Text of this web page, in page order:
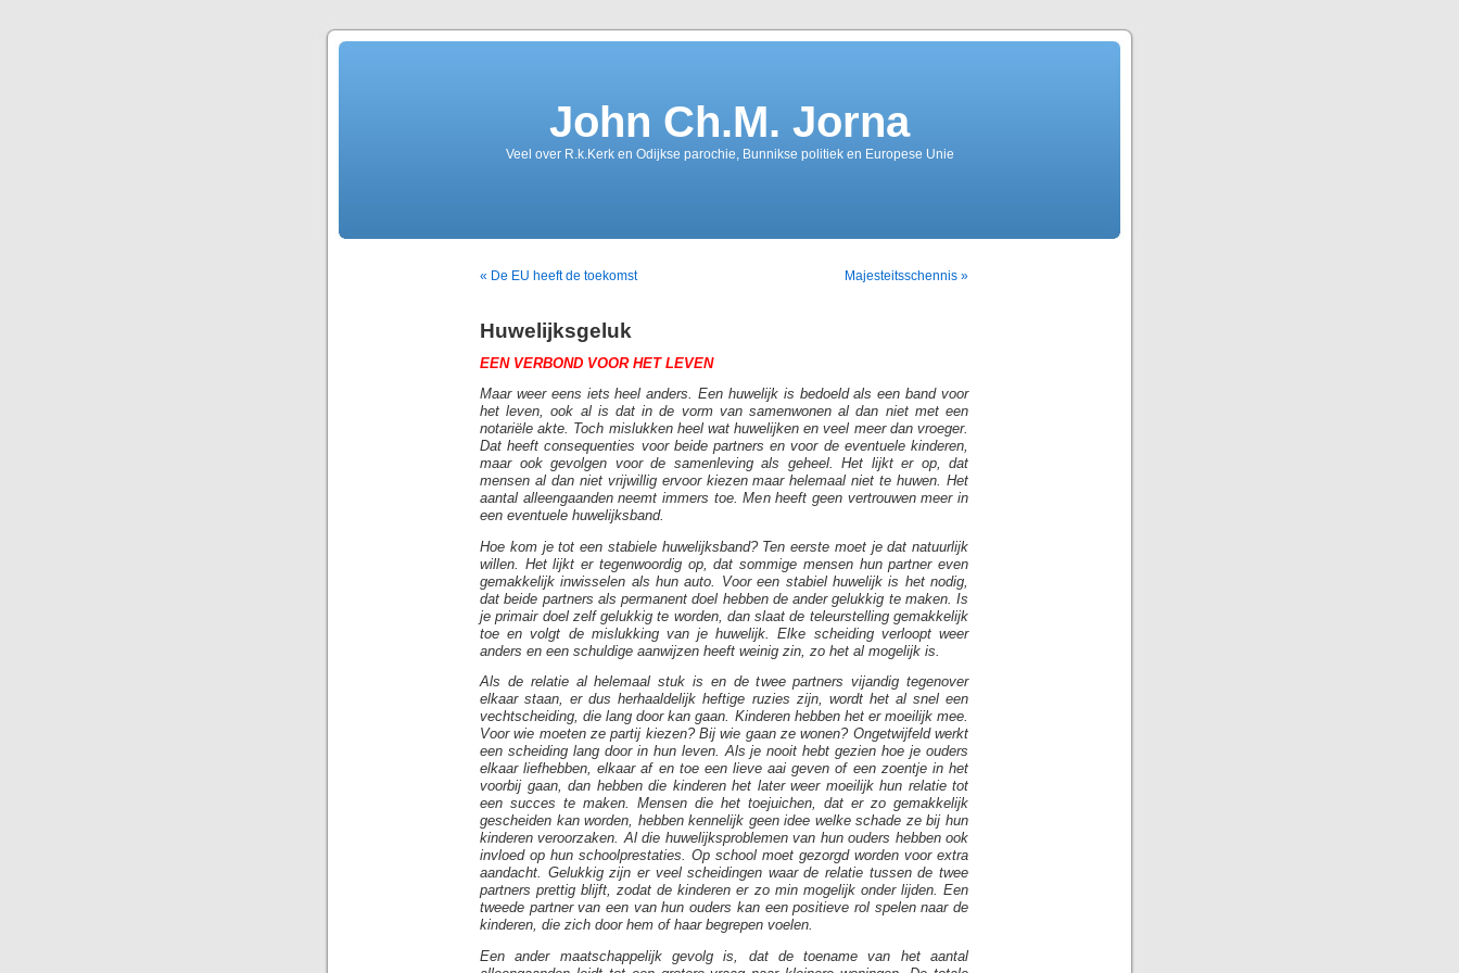
John Ch.M. Jorna
Veel over R.k.Kerk en Odijkse parochie, Bunnikse politiek en Europese Unie
« De EU heeft de toekomst Majesteitsschennis »
Huwelijksgeluk
EEN VERBOND VOOR HET LEVEN
Maar weer eens iets heel anders. Een huwelijk is bedoeld als een band voor
het leven, ook al is dat in de vorm van samenwonen al dan niet met een
notariële akte. Toch mislukken heel wat huwelijken en veel meer dan vroeger.
Dat heeft consequenties voor beide partners en voor de eventuele kinderen,
maar ook gevolgen voor de samenleving als geheel. Het lijkt er op, dat
mensen al dan niet vrijwillig ervoor kiezen maar helemaal niet te huwen. Het
aantal alleengaanden neemt immers toe. Men heeft geen vertrouwen meer in
een eventuele huwelijksband.
Hoe kom je tot een stabiele huwelijksband? Ten eerste moet je dat natuurlijk
willen. Het lijkt er tegenwoordig op, dat sommige mensen hun partner even
gemakkelijk inwisselen als hun auto. Voor een stabiel huwelijk is het nodig,
dat beide partners als permanent doel hebben de ander gelukkig te maken. Is
je primair doel zelf gelukkig te worden, dan slaat de teleurstelling gemakkelijk
toe en volgt de mislukking van je huwelijk. Elke scheiding verloopt weer
anders en een schuldige aanwijzen heeft weinig zin, zo het al mogelijk is.
Als de relatie al helemaal stuk is en de twee partners vijandig tegenover
elkaar staan, er dus herhaaldelijk heftige ruzies zijn, wordt het al snel een
vechtscheiding, die lang door kan gaan. Kinderen hebben het er moeilijk mee.
Voor wie moeten ze partij kiezen? Bij wie gaan ze wonen? Ongetwijfeld werkt
een scheiding lang door in hun leven. Als je nooit hebt gezien hoe je ouders
elkaar liefhebben, elkaar af en toe een lieve aai geven of een zoentje in het
voorbij gaan, dan hebben die kinderen het later weer moeilijk hun relatie tot
een succes te maken. Mensen die het toejuichen, dat er zo gemakkelijk
gescheiden kan worden, hebben kennelijk geen idee welke schade ze bij hun
kinderen veroorzaken. Al die huwelijksproblemen van hun ouders hebben ook
invloed op hun schoolprestaties. Op school moet gezorgd worden voor extra
aandacht. Gelukkig zijn er veel scheidingen waar de relatie tussen de twee
partners prettig blijft, zodat de kinderen er zo min mogelijk onder lijden. Een
tweede partner van een van hun ouders kan een positieve rol spelen naar de
kinderen, die zich door hem of haar begrepen voelen.
Een ander maatschappelijk gevolg is, dat de toename van het aantal